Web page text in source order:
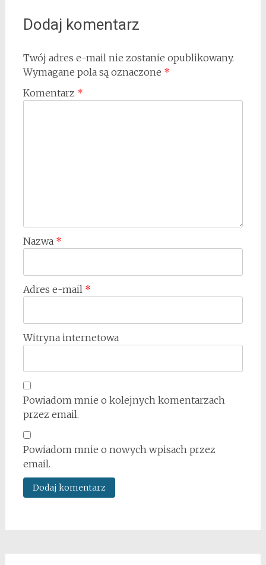
Dodaj komentarz
Twój adres e-mail nie zostanie opublikowany.
Wymagane pola są oznaczone *
Komentarz *
Nazwa *
Adres e-mail *
Witryna internetowa
Powiadom mnie o kolejnych komentarzach
przez email.
Powiadom mnie o nowych wpisach przez
email.